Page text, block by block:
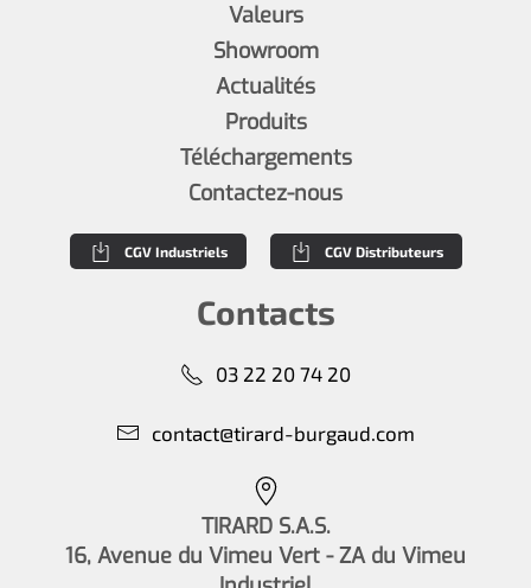
Valeurs
Showroom
Actualités
Produits
Téléchargements
Contactez-nous
CGV Industriels CGV Distributeurs
Contacts
03 22 20 74 20
contact@tirard-burgaud.com
TIRARD S.A.S.
16, Avenue du Vimeu Vert - ZA du Vimeu